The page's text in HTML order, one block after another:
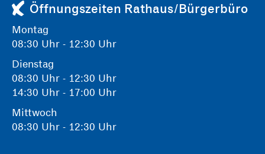
Öffnungszeiten Rathaus/Bürgerbüro
Montag
08:30 Uhr - 12:30 Uhr
Dienstag
08:30 Uhr - 12:30 Uhr
14:30 Uhr - 17:00 Uhr
Mittwoch
08:30 Uhr - 12:30 Uhr